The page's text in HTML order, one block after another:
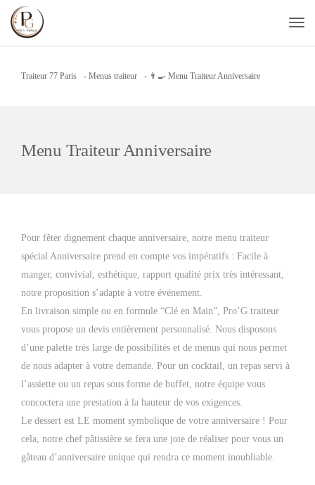
Traiteur 77 Paris - Menus traiteur - 👨‍🍳 Menu Traiteur Anniversaire
Menu Traiteur Anniversaire
Pour fêter dignement chaque anniversaire, notre menu traiteur
spécial Anniversaire prend en compte vos impératifs : Facile à
manger, convivial, esthétique, rapport qualité prix très intéressant,
notre proposition s’adapte à votre événement.
En livraison simple ou en formule “Clé en Main”, Pro’G traiteur
vous propose un devis entièrement personnalisé. Nous disposons
d’une palette très large de possibilités et de menus qui nous permet
de nous adapter à votre demande. Pour un cocktail, un repas servi à
l’assiette ou un repas sous forme de buffet, notre équipe vous
concoctera une prestation à la hauteur de vos exigences.
Le dessert est LE moment symbolique de votre anniversaire ! Pour
cela, notre chef pâtissière se fera une joie de réaliser pour vous un
gâteau d’anniversaire unique qui rendra ce moment inoubliable.